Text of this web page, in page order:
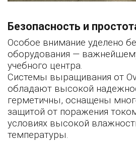
Безопасность и
Особое внимание уделено
оборудования —
учебного центра.
Системы выращивания от
обладают высокой
герметичны, оснащены
защитой от поражения
условиях высокой
температуры.